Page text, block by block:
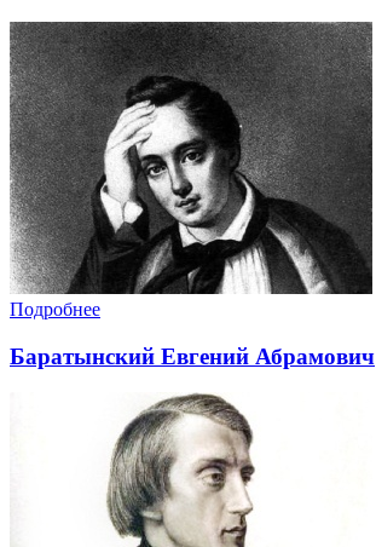
Подробнее
Баратынский Евгений Абрамович